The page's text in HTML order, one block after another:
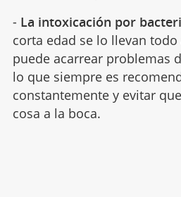
- La intoxicación por
corta edad se lo llevan todo
puede acarrear problemas
lo que siempre es
constantemente y evitar
cosa a la boca.